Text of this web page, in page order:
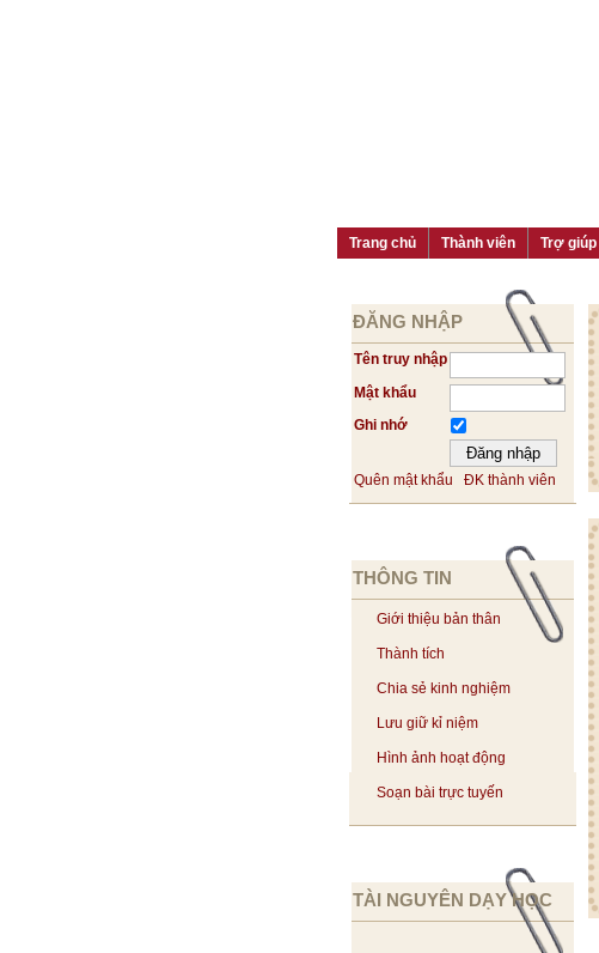
Trang chủ Thành viên Trợ giúp
ĐĂNG NHẬP
Tên truy nhập
Mật khẩu
Ghi nhớ
Quên mật khẩu ĐK thành viên
THÔNG TIN
Giới thiệu bản thân
Thành tích
Chia sẻ kinh nghiệm
Lưu giữ kỉ niệm
Hình ảnh hoạt động
Soạn bài trực tuyến
TÀI NGUYÊN DẠY HỌC